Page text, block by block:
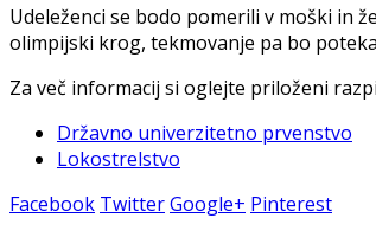
Udeleženci se bodo pomerili v moški in
olimpijski krog, tekmovanje pa bo
Za več informacij si oglejte priloženi
Državno univerzitetno prvenstvo
Lokostrelstvo
Facebook TwitterGoogle+ Pinterest